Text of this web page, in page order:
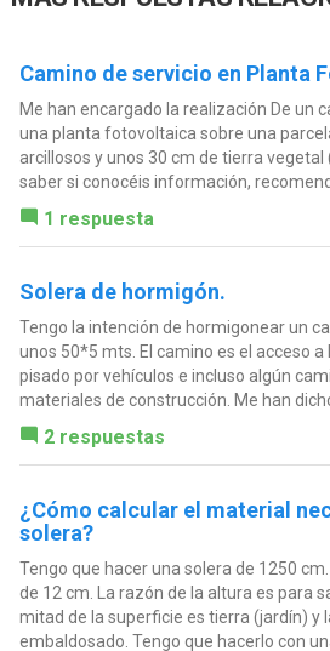
Camino de servicio en Planta
Me han encargado la realización De un
una planta fotovoltaica sobre una
arcillosos y unos 30 cm de tierra vegetal
saber si conocéis información,
1 respuesta
Solera de hormigón.
Tengo la intención de hormigonear un
unos 50*5 mts. El camino es el acceso a
pisado por vehículos e incluso algún
materiales de construcción. Me han dicho
2 respuestas
¿Cómo calcular el material
solera?
Tengo que hacer una solera de 1250
de 12 cm. La razón de la altura es para
mitad de la superficie es tierra (jardín) y
embaldosado. Tengo que hacerlo con